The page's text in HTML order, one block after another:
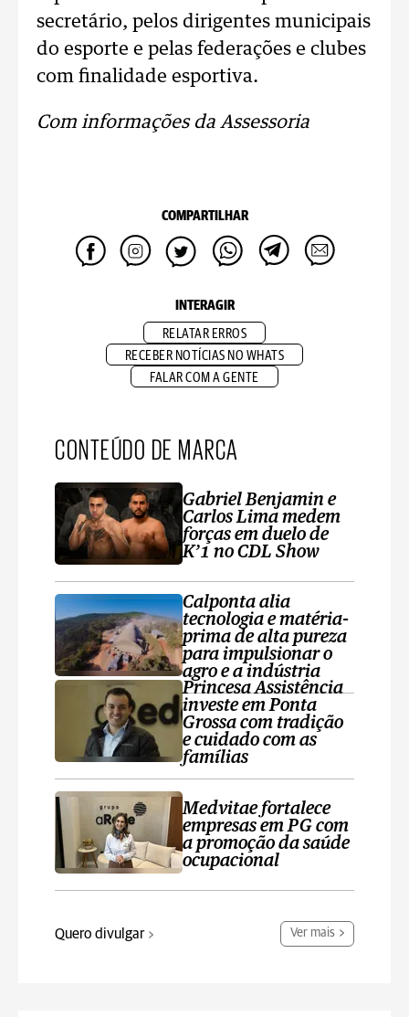
secretário, pelos dirigentes municipais
do esporte e pelas federações e clubes
com finalidade esportiva.
Com informações da Assessoria
COMPARTILHAR
INTERAGIR
RELATAR ERROS
RECEBER NOTÍCIAS NO WHATS
FALAR COM A GENTE
CONTEÚDO DE MARCA
Gabriel Benjamin e
Carlos Lima medem
forças em duelo de
K’1 no CDL Show
Calponta alia
tecnologia e matéria-
prima de alta pureza
para impulsionar o
agro e a indústria
Princesa Assistência
investe em Ponta
Grossa com tradição
e cuidado com as
famílias
Medvitae fortalece
empresas em PG com
a promoção da saúde
ocupacional
Quero divulgar Ver mais